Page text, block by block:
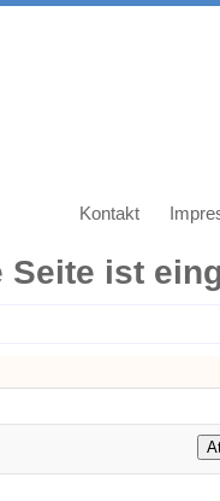
Kontakt
ist